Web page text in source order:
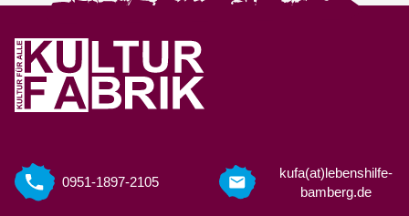
0951-1897-2105
kufa(at)lebenshilfe-
bamberg.de